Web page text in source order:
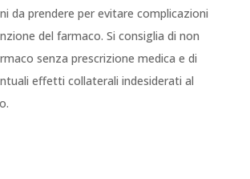
da prendere per evitare complicazioni
del farmaco. Si consiglia di non
senza prescrizione medica e di
effetti collaterali indesiderati al